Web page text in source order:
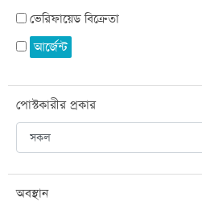
ভেরিফায়েড বিক্রেতা
আর্জেন্ট
পোস্টকারীর প্রকার
অবস্থান